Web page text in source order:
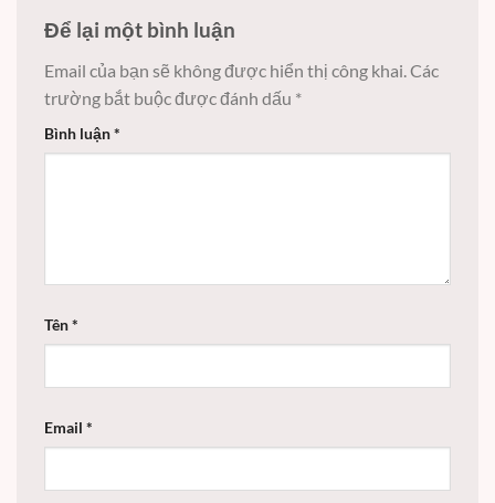
Để lại một bình luận
Email của bạn sẽ không được hiển thị công khai.Các
trường bắt buộc được đánh dấu *
Bình luận*
Tên*
Email *